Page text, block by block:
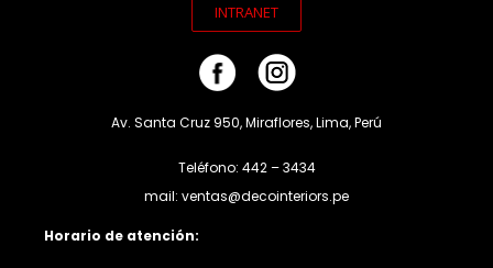
INTRANET
Av. Santa Cruz 950, Miraflores, Lima, Perú
Teléfono: 442 – 3434
mail: ventas@decointeriors.pe
Horario de atención: